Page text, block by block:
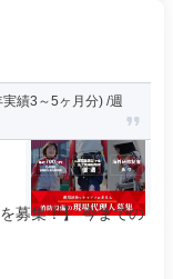
績3～5ヶ月分) /週
募集！】 今までの